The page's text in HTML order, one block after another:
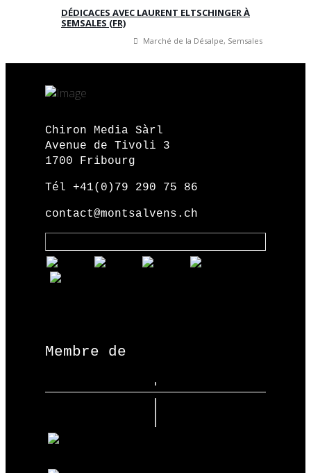
DÉDICACES AVEC LAURENT ELTSCHINGER À
SEMSALES (FR)
Marché de la Désalpe, Semsales
Chiron Media Sàrl
Avenue de Tivoli 3
1700 Fribourg
Tél +41(0)79 290 75 86
contact@montsalvens.ch
Membre de